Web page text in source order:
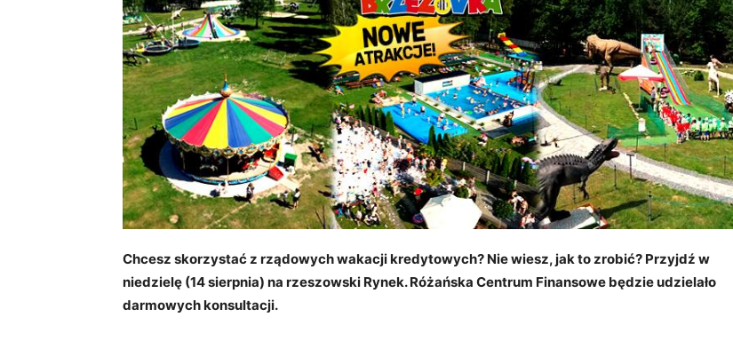
Chcesz skorzystać z rządowych wakacji kredytowych? Nie wiesz, jak to zrobić? Przyjdź w
niedzielę (14 sierpnia) na rzeszowski Rynek. Różańska Centrum Finansowe będzie udzielało
darmowych konsultacji.